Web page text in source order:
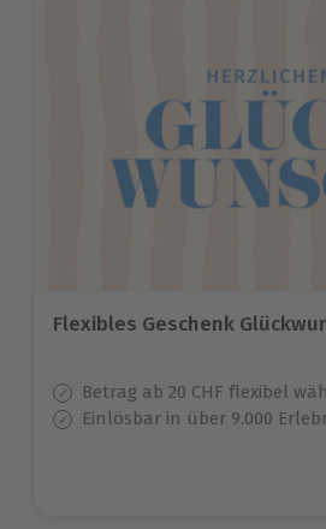
Flexibles Geschenk
Betrag ab 20 CHF flexibel
Einlösbar in über 9.000